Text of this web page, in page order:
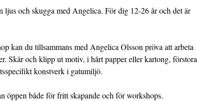
ljus och skugga med Angelica. För dig 12-26 år och det är
kan du tillsammans med Angelica Olsson pröva att arbeta
Skär och klipp ut motiv, i hårt papper eller kartong, förstora
konstverk i gatumiljö.
öppen både för fritt skapande och för workshops.